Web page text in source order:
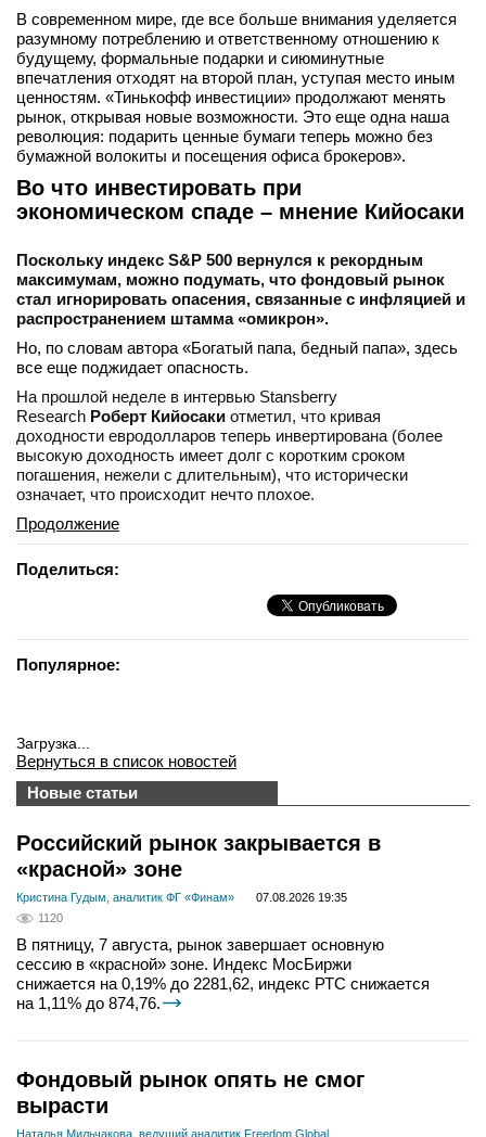
В современном мире, где все больше внимания уделяется
разумному потреблению и ответственному отношению к
будущему, формальные подарки и сиюминутные
впечатления отходят на второй план, уступая место иным
ценностям. «Тинькофф инвестиции» продолжают менять
рынок, открывая новые возможности. Это еще одна наша
революция: подарить ценные бумаги теперь можно без
бумажной волокиты и посещения офиса брокеров».
Во что инвестировать при
экономическом спаде – мнение Кийосаки
Поскольку индекс S&P 500 вернулся к рекордным
максимумам, можно подумать, что фондовый рынок
стал игнорировать опасения, связанные с инфляцией и
распространением штамма «омикрон».
Но, по словам автора «Богатый папа, бедный папа», здесь
все еще поджидает опасность.
На прошлой неделе в интервью Stansberry
Research Роберт Кийосаки отметил, что кривая
доходности евродолларов теперь инвертирована (более
высокую доходность имеет долг с коротким сроком
погашения, нежели с длительным), что исторически
означает, что происходит нечто плохое.
Продолжение
Поделиться:
Популярное:
Загрузка...
Вернуться в список новостей
Новые статьи
Российский рынок закрывается в
«красной» зоне
Кристина Гудым, аналитик ФГ «Финам»
07.08.2026 19:35
1120
В пятницу, 7 августа, рынок завершает основную
сессию в «красной» зоне. Индекс МосБиржи
снижается на 0,19% до 2281,62, индекс РТС снижается
на 1,11% до 874,76.
Фондовый рынок опять не смог
вырасти
Наталья Мильчакова, ведущий аналитик Freedom Global